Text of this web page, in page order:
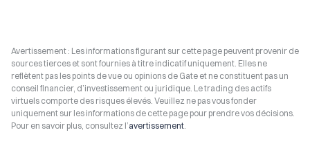
Avertissement : Les informations figurant sur cette page peuvent provenir de
sources tierces et sont fournies à titre indicatif uniquement. Elles ne
reflètent pas les points de vue ou opinions de Gate et ne constituent pas un
conseil financier, d’investissement ou juridique. Le trading des actifs
virtuels comporte des risques élevés. Veuillez ne pas vous fonder
uniquement sur les informations de cette page pour prendre vos décisions.
Pour en savoir plus, consultez l’avertissement.